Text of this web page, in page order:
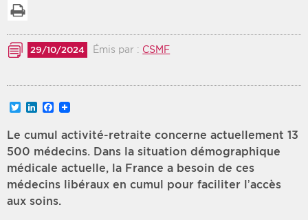
29/10/2024 Émis par : CSMF
TwitterLinkedInFacebook
Le cumul activité-retraite concerne actuellement 13
500 médecins. Dans la situation démographique
médicale actuelle, la France a besoin de ces
médecins libéraux en cumul pour faciliter l’accès
aux soins.